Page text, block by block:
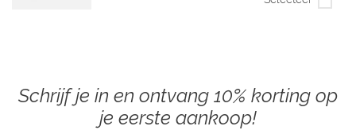
Schrijf je in en ontvang 10% korting op
je eerste aankoop!